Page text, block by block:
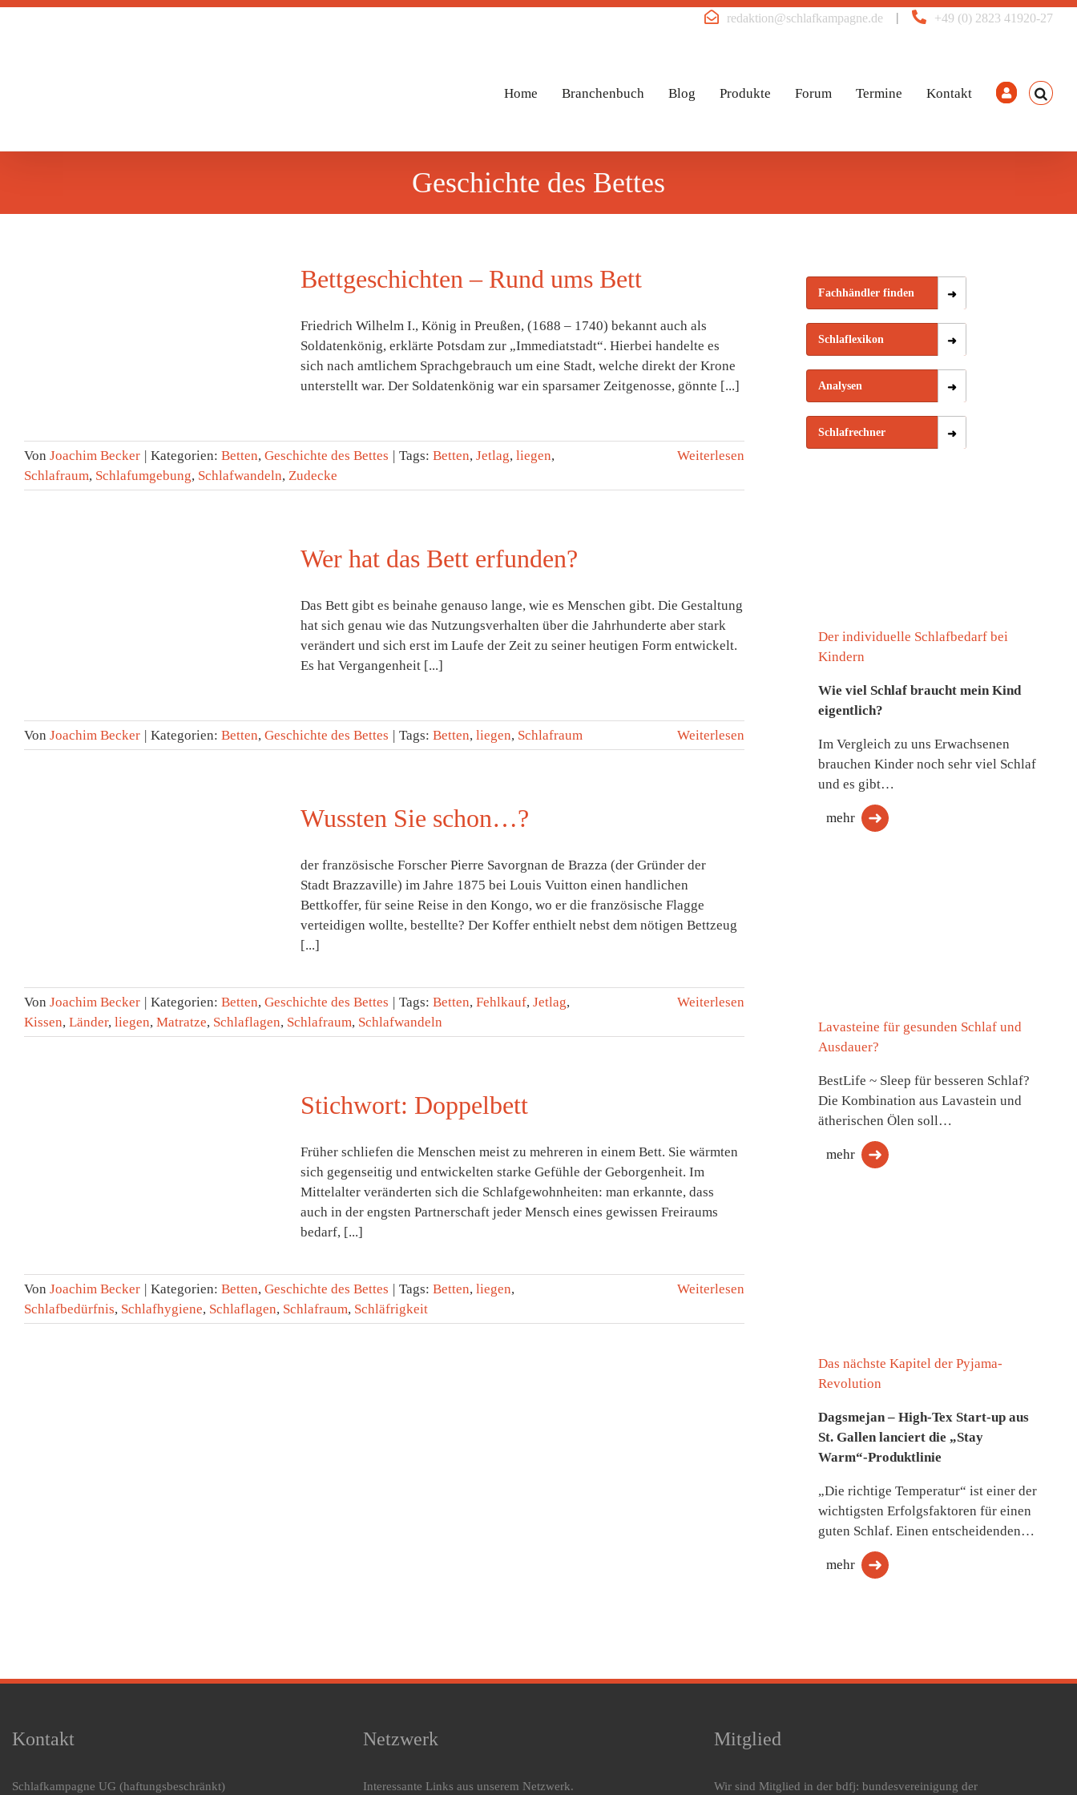
Zum
+49 (0) 2823 41920-27
|
redaktion@schlafkampagne.de
Home Branchenbuch Blog Produkte Forum Termine Kontakt
Geschichte des Bettes
Bettgeschichten – Rund ums Bett
Friedrich Wilhelm I., König in Preußen, (1688 – 1740) bekannt auch als
Soldatenkönig, erklärte Potsdam zur „Immediatstadt“. Hierbei handelte es
sich nach amtlichem Sprachgebrauch um eine Stadt, welche direkt der Krone
unterstellt war. Der Soldatenkönig war ein sparsamer Zeitgenosse, gönnte [...]
Von Joachim Becker | Kategorien: Betten, Geschichte des Bettes | Tags: Betten, Jetlag, liegen,
Schlafraum, Schlafumgebung, Schlafwandeln, Zudecke
Weiterlesen
Wer hat das Bett erfunden?
Das Bett gibt es beinahe genauso lange, wie es Menschen gibt. Die Gestaltung
hat sich genau wie das Nutzungsverhalten über die Jahrhunderte aber stark
verändert und sich erst im Laufe der Zeit zu seiner heutigen Form entwickelt.
Es hat Vergangenheit [...]
Von Joachim Becker | Kategorien: Betten, Geschichte des Bettes | Tags: Betten, liegen, Schlafraum Weiterlesen
Wussten Sie schon…?
der französische Forscher Pierre Savorgnan de Brazza (der Gründer der
Stadt Brazzaville) im Jahre 1875 bei Louis Vuitton einen handlichen
Bettkoffer, für seine Reise in den Kongo, wo er die französische Flagge
verteidigen wollte, bestellte? Der Koffer enthielt nebst dem nötigen Bettzeug
[...]
Von Joachim Becker | Kategorien: Betten, Geschichte des Bettes | Tags: Betten, Fehlkauf, Jetlag,
Kissen, Länder, liegen, Matratze, Schlaflagen, Schlafraum, Schlafwandeln
Weiterlesen
Stichwort: Doppelbett
Früher schliefen die Menschen meist zu mehreren in einem Bett. Sie wärmten
sich gegen­seitig und entwickelten starke Gefühle der Geborgenheit. Im
Mittelalter veränderten sich die Schlafgewohnheiten: man erkannte, dass
auch in der engsten Partnerschaft jeder Mensch eines gewissen Frei­raums
bedarf, [...]
Von Joachim Becker | Kategorien: Betten, Geschichte des Bettes | Tags: Betten, liegen,
Schlafbedürfnis, Schlafhygiene, Schlaflagen, Schlafraum, Schläfrigkeit
Weiterlesen
Fachhändler finden
Schlaflexikon
Analysen
Schlafrechner
Der individuelle Schlafbedarf bei
Kindern
Wie viel Schlaf braucht mein Kind
eigentlich?
Im Vergleich zu uns Erwachsenen
brauchen Kinder noch sehr viel Schlaf
und es gibt…
mehr
Lavasteine für gesunden Schlaf und
Ausdauer?
BestLife ~ Sleep für besseren Schlaf?
Die Kombination aus Lavastein und
ätherischen Ölen soll…
mehr
Das nächste Kapitel der Pyjama-
Revolution
Dagsmejan – High-Tex Start-up aus
St. Gallen lanciert die „Stay
Warm“-Produktlinie
„Die richtige Temperatur“ ist einer der
wichtigsten Erfolgsfaktoren für einen
guten Schlaf. Einen entscheidenden…
mehr
Kontakt
Schlafkampagne UG (haftungsbeschränkt)
Netzwerk
Interessante Links aus unserem Netzwerk.
Mitglied
Wir sind Mitglied in der bdfj: bundesvereinigung der